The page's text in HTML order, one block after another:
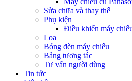
Sửa chữa và thay thế
Phụ kiện
Điều khiển máy chiếu
Loa
Bóng đèn máy chiếu
Bảng tương tác
Tư vấn người dùng
Tin tức